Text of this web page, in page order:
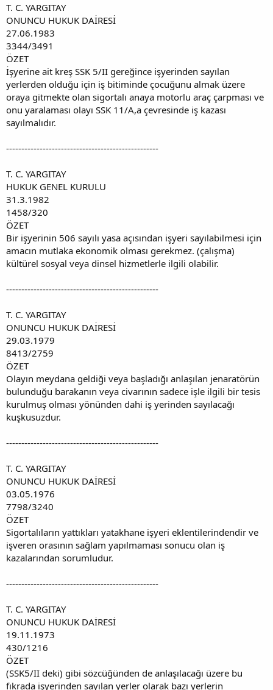
T. C. YARGITAY
ONUNCU HUKUK DAİRESİ
27.06.1983
3344/3491
ÖZET
İşyerine ait kreş SSK 5/II gereğince işyerinden sayılan
yerlerden olduğu için iş bitiminde çocuğunu almak üzere
oraya gitmekte olan sigortalı anaya motorlu araç çarpması ve
onu yaralaması olayı SSK 11/A,a çevresinde iş kazası
sayılmalıdır.
--------------------------------------------------
T. C. YARGITAY
HUKUK GENEL KURULU
31.3.1982
1458/320
ÖZET
Bir işyerinin 506 sayılı yasa açısından işyeri sayılabilmesi için
amacın mutlaka ekonomik olması gerekmez. (çalışma)
kültürel sosyal veya dinsel hizmetlerle ilgili olabilir.
--------------------------------------------------
T. C. YARGITAY
ONUNCU HUKUK DAİRESİ
29.03.1979
8413/2759
ÖZET
Olayın meydana geldiği veya başladığı anlaşılan jenaratörün
bulunduğu barakanın veya civarının sadece işle ilgili bir tesis
kurulmuş olması yönünden dahi iş yerinden sayılacağı
kuşkusuzdur.
--------------------------------------------------
T. C. YARGITAY
ONUNCU HUKUK DAİRESİ
03.05.1976
7798/3240
ÖZET
Sigortalıların yattıkları yatakhane işyeri eklentilerindendir ve
işveren orasının sağlam yapılmaması sonucu olan iş
kazalarından sorumludur.
--------------------------------------------------
T. C. YARGITAY
ONUNCU HUKUK DAİRESİ
19.11.1973
430/1216
ÖZET
(SSK5/II deki) gibi sözcüğünden de anlaşılacağı üzere bu
fıkrada işyerinden sayılan yerler olarak bazı yerlerin